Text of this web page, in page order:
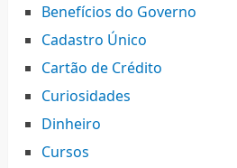
Benefícios do Governo
Cadastro Único
Cartão de Crédito
Curiosidades
Dinheiro
Cursos